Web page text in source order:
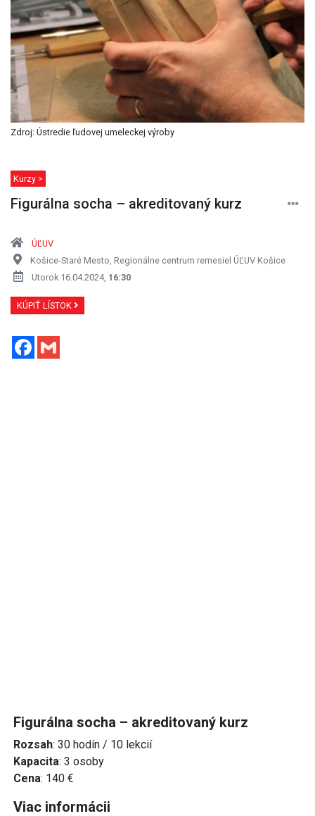
Zdroj: Ústredie ľudovej umeleckej výroby
Kurzy >
Figurálna socha – akreditovaný kurz
ÚĽUV
Košice-Staré Mesto, Regionálne centrum remesiel ÚĽUV Košice
Utorok 16.04.2024, 16:30
KÚPIŤ LÍSTOK
Facebook
Figurálna socha – akreditovaný kurz
Rozsah: 30 hodín / 10 lekcií
Kapacita: 3 osoby
Cena: 140 €
Viac informácii